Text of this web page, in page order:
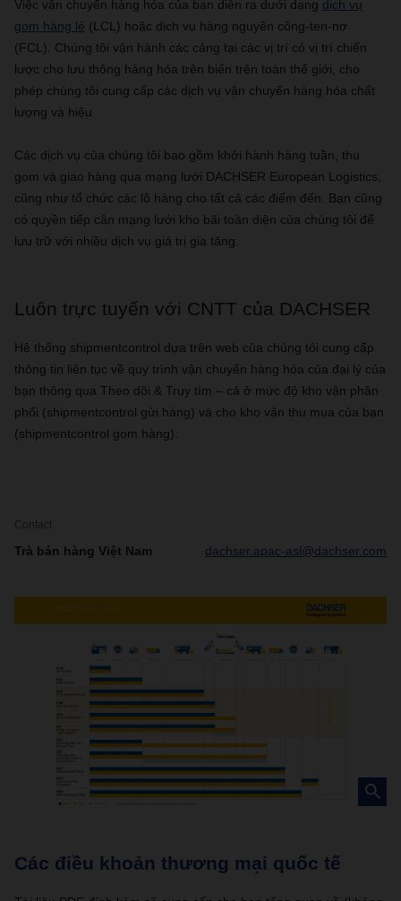
Việc vận chuyển hàng hóa của bạn diễn ra dưới dạng dịch vụ
gom hàng lẻ (LCL) hoặc dịch vụ hàng nguyên công-ten-nơ
(FCL). Chúng tôi vận hành các cảng tại các vị trí có vị trí chiến
lược cho lưu thông hàng hóa trên biển trên toàn thế giới, cho
phép chúng tôi cung cấp các dịch vụ vận chuyển hàng hóa chất
lượng và hiệu
Các dịch vụ của chúng tôi bao gồm khởi hành hàng tuần, thu
gom và giao hàng qua mạng lưới DACHSER European Logistics,
cũng như tổ chức các lô hàng cho tất cả các điểm đến. Bạn cũng
có quyền tiếp cận mạng lưới kho bãi toàn diện của chúng tôi để
lưu trữ với nhiều dịch vụ giá trị gia tăng.
Luôn trực tuyến với CNTT của DACHSER
Hệ thống shipmentcontrol dựa trên web của chúng tôi cung cấp
thông tin liên tục về quy trình vận chuyển hàng hóa của đại lý của
bạn thông qua Theo dõi & Truy tìm – cả ở mức độ kho vận phân
phối (shipmentcontrol gửi hàng) và cho kho vận thu mua của bạn
(shipmentcontrol gom hàng).
Contact
Trà bán hàng Việt Nam dachser.apac-asl@dachser.com
Các điều khoản thương mại quốc tế